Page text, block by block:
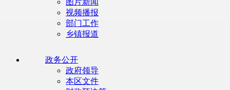
图片新闻
视频播报
部门工作
乡镇报道
政务公开
政府领导
本区文件